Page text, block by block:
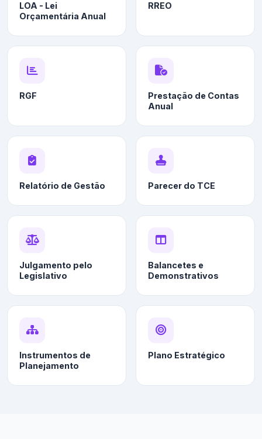
LOA - Lei
Orçamentária Anual
RREO
RGF
Prestação de Contas
Anual
Relatório de Gestão Parecer do TCE
Julgamento pelo
Legislativo
Balancetes e
Demonstrativos
Instrumentos de
Planejamento
Plano Estratégico